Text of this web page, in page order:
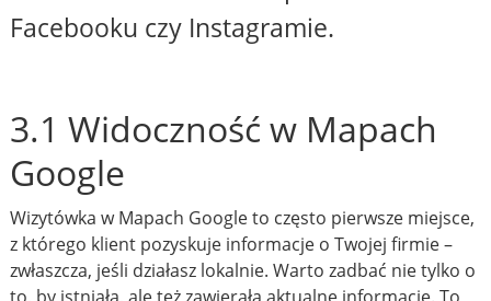
Facebooku czy Instagramie.
3.1 Widoczność w Mapach
Google
Wizytówka w Mapach Google to często pierwsze miejsce,
z którego klient pozyskuje informacje o Twojej firmie –
zwłaszcza, jeśli działasz lokalnie. Warto zadbać nie tylko o